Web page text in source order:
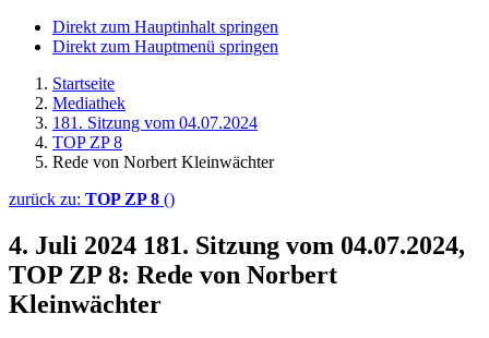
Direkt zum Hauptinhalt springen
Direkt zum Hauptmenü springen
Startseite
Mediathek
181. Sitzung vom 04.07.2024
TOP ZP 8
Rede von Norbert Kleinwächter
zurück zu: TOP ZP 8 ()
4. Juli 2024 181. Sitzung vom 04.07.2024,
TOP ZP 8: Rede von Norbert
Kleinwächter